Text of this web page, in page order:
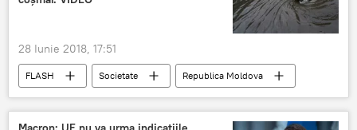
28 Iunie 2018, 17:51
FLASH Societate
Republica Moldova
video
ploaie torențială Vremea